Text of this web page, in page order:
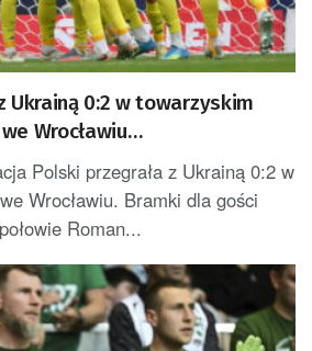
Ukrainą 0:2 w towarzyskim
Wrocławiu
Polski przegrała z Ukrainą 0:2 w
Wrocławiu. Bramki dla gości
Roman...